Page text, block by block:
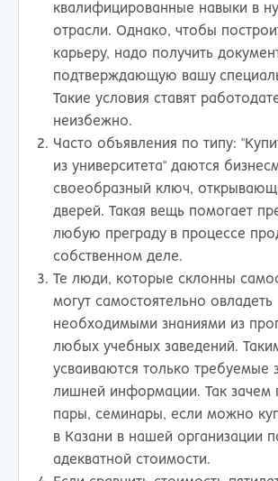
квалифицированные навыки в
отрасли. Однако, чтобы
карьеру, надо получить
подтверждающую вашу
Такие условия ставят
неизбежно.
Часто объявления по типу:
из университета" даются
своеобразный ключ,
дверей. Такая вещь помогает
любую преграду в процессе
собственном деле.
Те люди, которые склонны
могут самостоятельно овладеть
необходимыми знаниями из
любых учебных заведений.
усваиваются только требуемые
лишней информации. Так зачем
пары, семинары, если можно
в Казани в нашей организации
адекватной стоимости.